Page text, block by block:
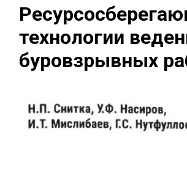
технологии
буровзрывных